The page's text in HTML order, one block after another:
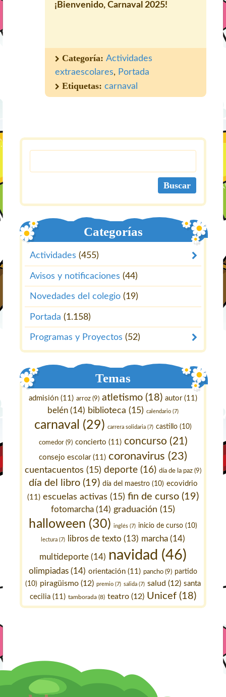
¡Bienvenido, Carnaval 2025!
Categoría: Actividades
extraescolares, Portada
Etiquetas: carnaval
Categorías
Actividades (455)
Avisos y notificaciones (44)
Novedades del colegio (19)
Portada (1.158)
Programas y Proyectos (52)
Temas
admisión (11) arroz (9) atletismo (18) autor(11)
belén (14) biblioteca (15) calendario (7)
carnaval (29) carrera solidaria (7) castillo (10)
comedor(9) concierto (11) concurso (21)
consejo escolar(11) coronavirus (23)
cuentacuentos (15) deporte (16) día de la paz (9)
día del libro(19) día del maestro(10) ecovidrio
(11) escuelas activas (15) fin de curso (19)
fotomarcha (14) graduación (15)
halloween (30) inglés(7) inicio de curso(10)
lectura (7) libros de texto (13) marcha (14)
multideporte(14) navidad (46)
olimpiadas (14) orientación (11) pancho (9) partido
(10) piragüismo (12) premio (7) salida (7) salud (12) santa
cecilia (11) tamborada (8) teatro (12) Unicef (18)